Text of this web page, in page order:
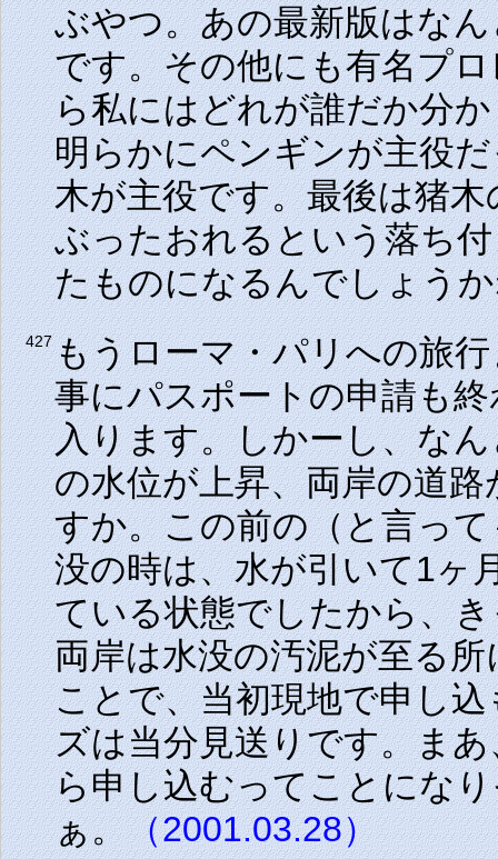
ぶやつ。あの最新版はな
です。その他にも有名プ
ら私にはどれが誰だか分
明らかにペンギンが主役
木が主役です。最後は猪
ぶったおれるという落ち
たものになるんでしょう
427もうローマ・パリへの旅
事にパスポートの申請も
入ります。しかーし、な
の水位が上昇、両岸の道
すか。この前の（と言っ
没の時は、水が引いて1ヶ
ている状態でしたから、
両岸は水没の汚泥が至る
ことで、当初現地で申し
ズは当分見送りです。ま
ら申し込むってことにな
ぁ。（2001.03.28）